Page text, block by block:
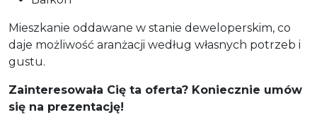
Mieszkanie oddawane w stanie deweloperskim, co
daje możliwość aranżacji według własnych potrzeb i
gustu.
Zainteresowała Cię ta oferta? Koniecznie umów
się na prezentację!